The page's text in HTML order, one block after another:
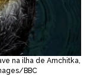
na ilha de Amchitka,
BBC